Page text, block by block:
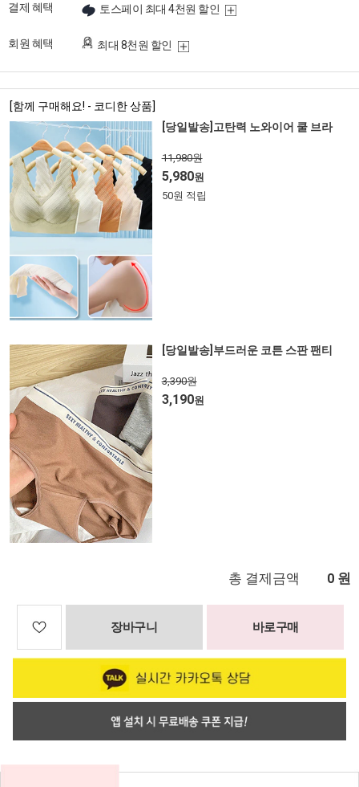
결제 혜택 토스페이 최대 4천원 할인
회원 혜택 최대 8천원 할인
[함께 구매해요! - 코디한 상품]
[당일발송]고탄력 노와이어 쿨 브라
11,980원
5,980원
50원 적립
[당일발송]부드러운 코튼 스판 팬티
3,390원
3,190원
총 결제금액 0 원
장바구니 바로구매